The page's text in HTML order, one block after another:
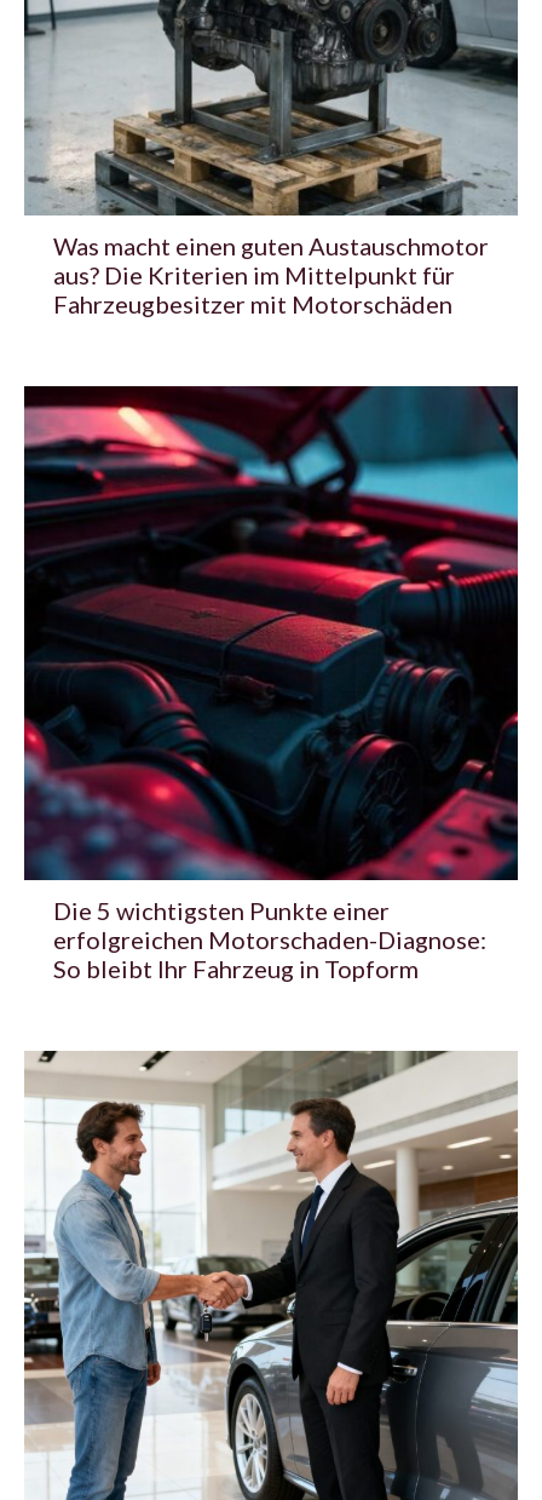
Was macht einen guten Austauschmotor
aus? Die Kriterien im Mittelpunkt für
Fahrzeugbesitzer mit Motorschäden
Die 5 wichtigsten Punkte einer
erfolgreichen Motorschaden-Diagnose:
So bleibt Ihr Fahrzeug in Topform